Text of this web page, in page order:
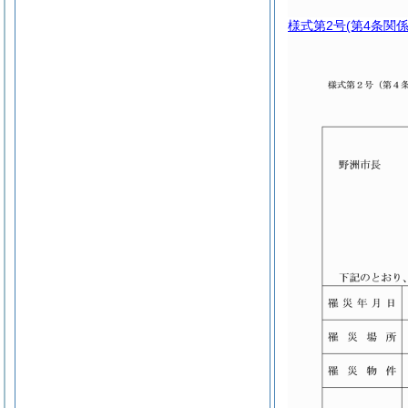
様式第2号(第4条関